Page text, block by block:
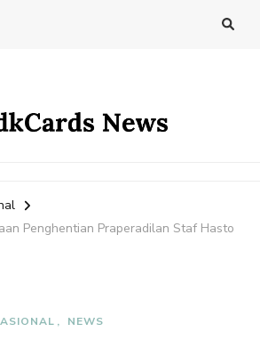
Penghentian Praperadilan Staf Hasto
NEWS